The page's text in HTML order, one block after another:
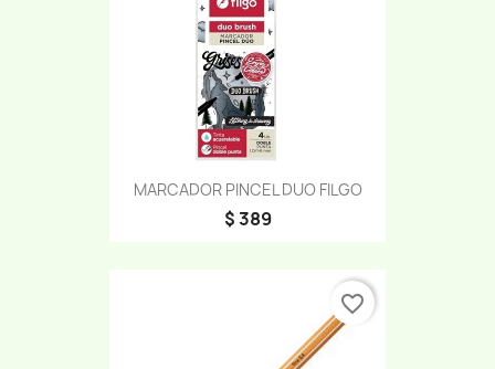
MARCADOR PINCEL DUO FILGO
$ 389
favorite_border